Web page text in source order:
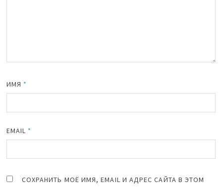
ИМЯ *
EMAIL *
СОХРАНИТЬ МОЁ ИМЯ, EMAIL И АДРЕС САЙТА В ЭТОМ